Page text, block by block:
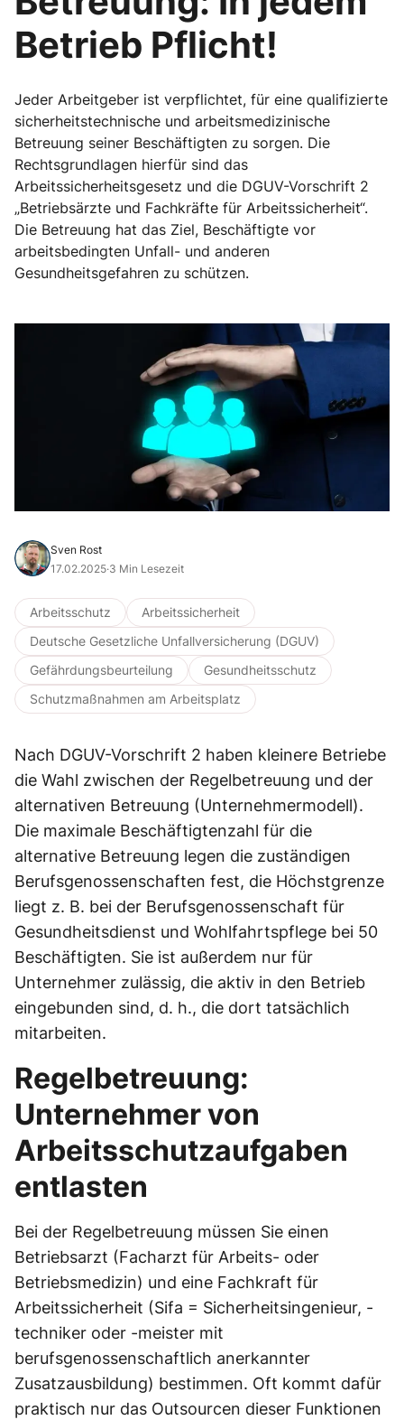
Betrieb Pflicht!
Jeder Arbeitgeber ist verpflichtet, für eine qualifizierte
sicherheitstechnische und arbeitsmedizinische
Betreuung seiner Beschäftigten zu sorgen. Die
Rechtsgrundlagen hierfür sind das
Arbeitssicherheitsgesetz und die DGUV-Vorschrift 2
„Betriebsärzte und Fachkräfte für Arbeitssicherheit“.
Die Betreuung hat das Ziel, Beschäftigte vor
arbeitsbedingten Unfall- und anderen
Gesundheitsgefahren zu schützen.
Sven Rost
17.02.2025·3 Min Lesezeit
Arbeitsschutz
Arbeitssicherheit
Deutsche Gesetzliche Unfallversicherung (DGUV)
Gefährdungsbeurteilung
Gesundheitsschutz
Schutzmaßnahmen am Arbeitsplatz
Nach DGUV-Vorschrift 2 haben kleinere Betriebe
die Wahl zwischen der Regelbetreuung und der
alternativen Betreuung (Unternehmermodell).
Die maximale Beschäftigtenzahl für die
alternative Betreuung legen die zuständigen
Berufsgenossenschaften fest, die Höchstgrenze
liegt z. B. bei der Berufsgenossenschaft für
Gesundheitsdienst und Wohlfahrtspflege bei 50
Beschäftigten. Sie ist außerdem nur für
Unternehmer zulässig, die aktiv in den Betrieb
eingebunden sind, d. h., die dort tatsächlich
mitarbeiten.
Regelbetreuung:
Unternehmer von
Arbeitsschutzaufgaben
entlasten
Bei der Regelbetreuung müssen Sie einen
Betriebsarzt (Facharzt für Arbeits- oder
Betriebsmedizin) und eine Fachkraft für
Arbeitssicherheit (Sifa = Sicherheitsingenieur, -
techniker oder -meister mit
berufsgenossenschaftlich anerkannter
Zusatzausbildung) bestimmen. Oft kommt dafür
praktisch nur das Outsourcen dieser Funktionen